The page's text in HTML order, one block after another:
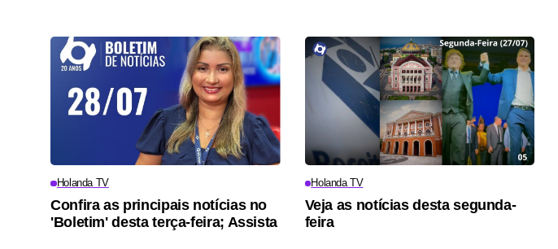
Holanda TV
Confira as principais notícias no
'Boletim' desta terça-feira; Assista
Holanda TV
Veja as notícias desta segunda-
feira